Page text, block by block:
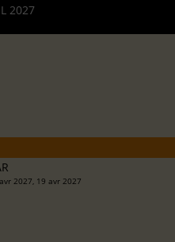
2027
2027, 19 avr 2027